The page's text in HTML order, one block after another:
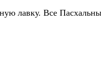
лавку. Все